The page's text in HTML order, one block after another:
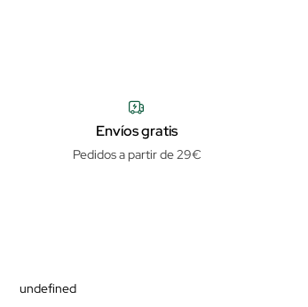
Envíos gratis
Pedidos a partir de 29€
undefined